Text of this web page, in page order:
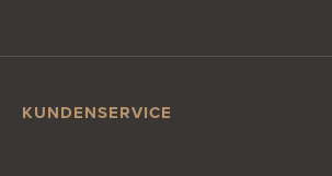
Stellenangebote
KUNDENSERVICE